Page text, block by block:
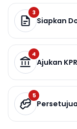
3
Siapkan
4
Ajukan
5